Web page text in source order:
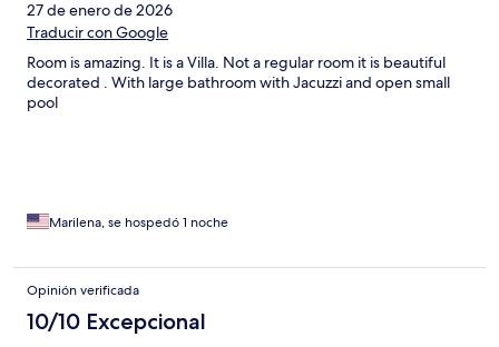
27 de enero de 2026
Traducir con Google
Room is amazing. It is a Villa. Not a regular room it is beautiful
decorated . With large bathroom with Jacuzzi and open small
pool
Marilena, se hospedó 1 noche
Opinión verificada
10/10 Excepcional